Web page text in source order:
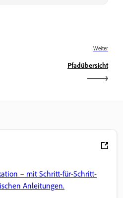
Weiter
Pfadübersicht
– mit Schritt-für-Schritt-
Anleitungen.